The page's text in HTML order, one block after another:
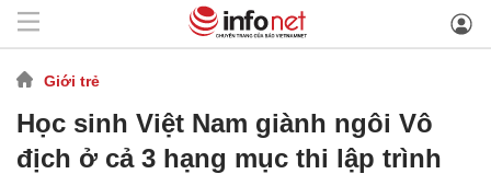
Giới trẻ
Học sinh Việt Nam giành ngôi Vô
địch ở cả 3 hạng mục thi lập trình